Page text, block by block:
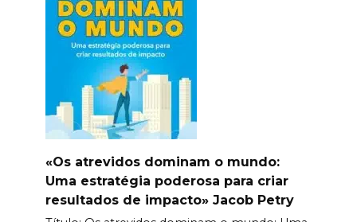
«Os atrevidos dominam o mundo:
Uma estratégia poderosa para criar
resultados de impacto» Jacob Petry